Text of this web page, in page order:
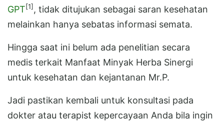
GPT[1] , tidak ditujukan sebagai saran kesehatan
melainkan hanya sebatas informasi semata.
Hingga saat ini belum ada penelitian secara
medis terkait Manfaat Minyak Herba Sinergi
untuk kesehatan dan kejantanan Mr.P.
Jadi pastikan kembali untuk konsultasi pada
dokter atau terapist kepercayaan Anda bila ingin